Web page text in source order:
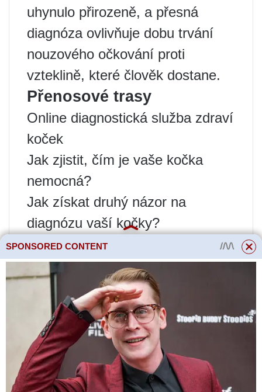
uhynulo přirozeně, a přesná
diagnóza ovlivňuje dobu trvání
nouzového očkování proti
vzteklině, které člověk dostane.
Přenosové trasy
Online diagnostická služba zdraví
koček
Jak zjistit, čím je vaše kočka
nemocná?
Jak získat druhý názor na
diagnózu vaší kočky?
Patogen se ve velkém množství
hromadí ve slinách infikovaného
zvířete. Nebezpečí onemocnění
spočívá v tom, že infikovaný
jedinec může šířit virus 10-40 dní
před objevením prvních příznaků
onemocnění. Pokud se infikované
SPONSORED CONTENT